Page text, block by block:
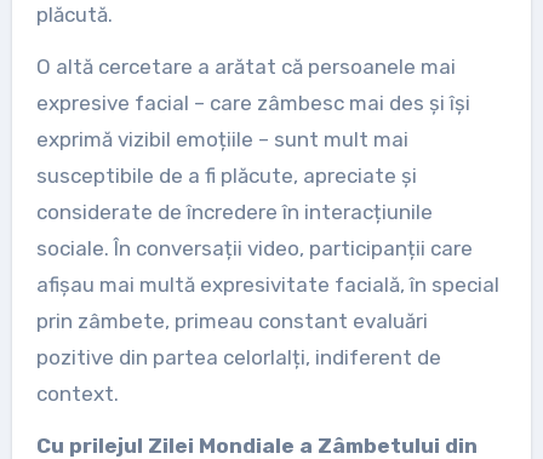
plăcută.
O altă cercetare a arătat că persoanele mai
expresive facial – care zâmbesc mai des și își
exprimă vizibil emoțiile – sunt mult mai
susceptibile de a fi plăcute, apreciate și
considerate de încredere în interacțiunile
sociale. În conversații video, participanții care
afișau mai multă expresivitate facială, în special
prin zâmbete, primeau constant evaluări
pozitive din partea celorlalți, indiferent de
context.
Cu prilejul Zilei Mondiale a Zâmbetului din